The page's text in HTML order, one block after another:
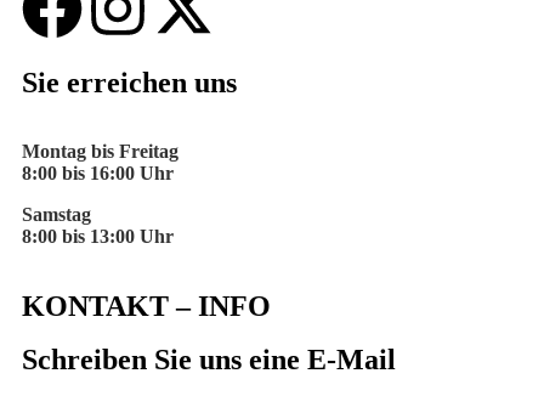
Sie erreichen uns
Montag bis Freitag
8:00 bis 16:00 Uhr
Samstag
8:00 bis 13:00 Uhr
KONTAKT – INFO
Schreiben Sie uns eine E-Mail